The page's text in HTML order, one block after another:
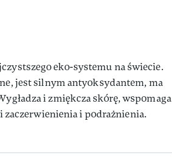
eko-systemu na świecie.
jest silnym antyoksydantem, ma
i zmiękcza skórę, wspomaga
zaczerwienienia i podrażnienia.